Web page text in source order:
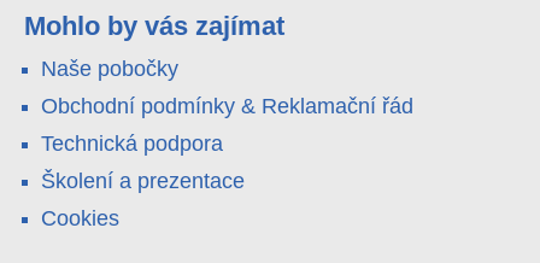
váš telefon. Podívejte se na video.
Mohlo by vás zajímat
Naše pobočky
Obchodní podmínky & Reklamační řád
Technická podpora
Školení a prezentace
Cookies